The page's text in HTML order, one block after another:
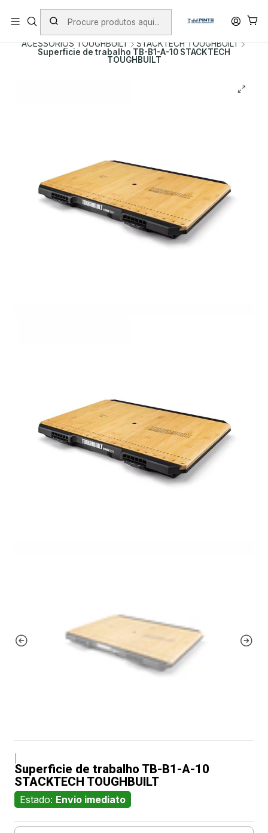
PORTES INCLUÍDOS EM ENCOMENDAS +75€ (excepto ilhas)
Início PRODUTOS
ACESSÓRIOS
ACESSÓRIOS TOUGHBUILT
STACKTECH TOUGHBUILT
Superficie de trabalho TB-B1-A-10 STACKTECH
TOUGHBUILT
Superficie de trabalho TB-B1-A-10
STACKTECH TOUGHBUILT
Estado: Envio imediato